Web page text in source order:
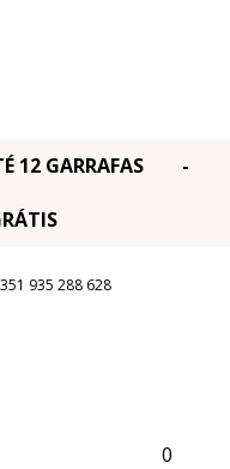
12 GARRAFAS -
935 288 628
0